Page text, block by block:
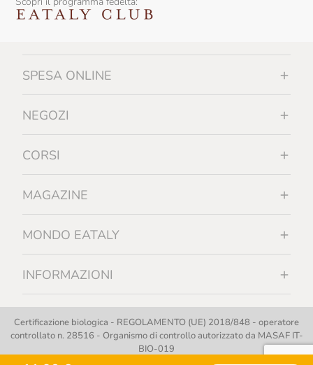
SPESA ONLINE
NEGOZI
CORSI
MAGAZINE
MONDO EATALY
INFORMAZIONI
Certificazione biologica - REGOLAMENTO (UE) 2018/848 - operatore
controllato n. 28516 - Organismo di controllo autorizzato da MASAF IT-
BIO-019